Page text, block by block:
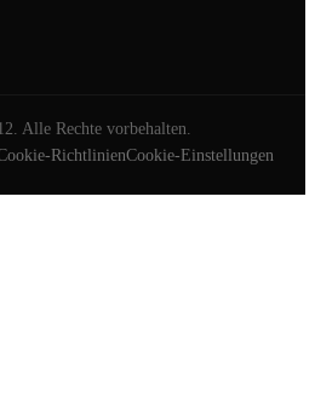
Alle Rechte vorbehalten.
RichtlinienCookie-Einstellungen